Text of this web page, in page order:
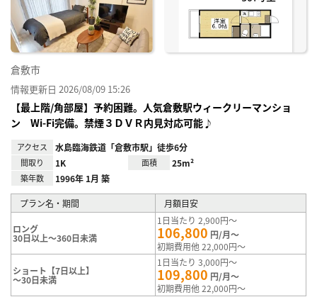
倉敷市
情報更新日 2026/08/09 15:26
【最上階/角部屋】予約困難。人気倉敷駅ウィークリーマンショ
ン Wi-Fi完備。禁煙３ＤＶＲ内見対応可能♪
アクセス 水島臨海鉄道「倉敷市駅」徒歩6分
間取り 1K 面積 25m²
築年数 1996年 1月 築
プラン名・期間 月額目安
ロング
30日以上～360日未満
1日当たり 2,900円～
106,800 円/月～
初期費用他 22,000円～
ショート【7日以上】
～30日未満
1日当たり 3,000円～
109,800 円/月～
初期費用他 22,000円～